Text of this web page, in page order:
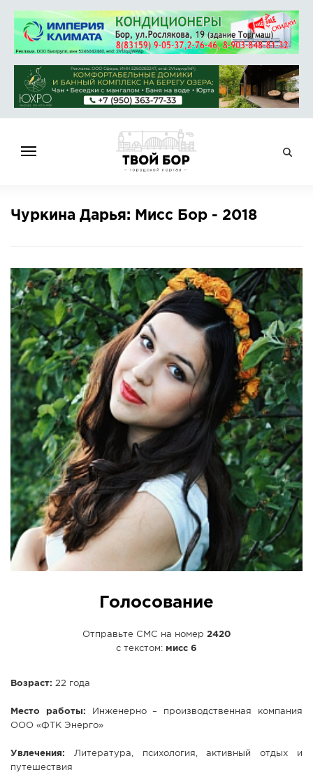
НОВОСТИ
РАБОТА
АФИША
СПРАВКА
КАМЕРЫ
КОНКУРСЫ
СТАТЬИ
ГОЛОСОВАНИЯ
ПРЕДЛОЖИТЬ НОВОСТЬ
ФОТО
Чуркина Дарья: Мисс Бор - 2018
Голосование
Отправьте СМС на номер 2420
с текстом: мисс 6
Возраст: 22 года
Место работы: Инженерно – производственная компания
ООО «ФТК Энерго»
Увлечения: Литература, психология, активный отдых и
путешествия